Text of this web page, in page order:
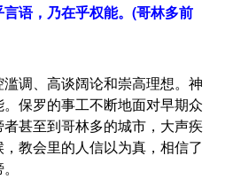
语，乃在乎权能。(哥林多前
调、高谈阔论和崇高理想。神
保罗的事工不断地面对早期众
甚至到哥林多的城市，大声疾
教会里的人信以为真，相信了